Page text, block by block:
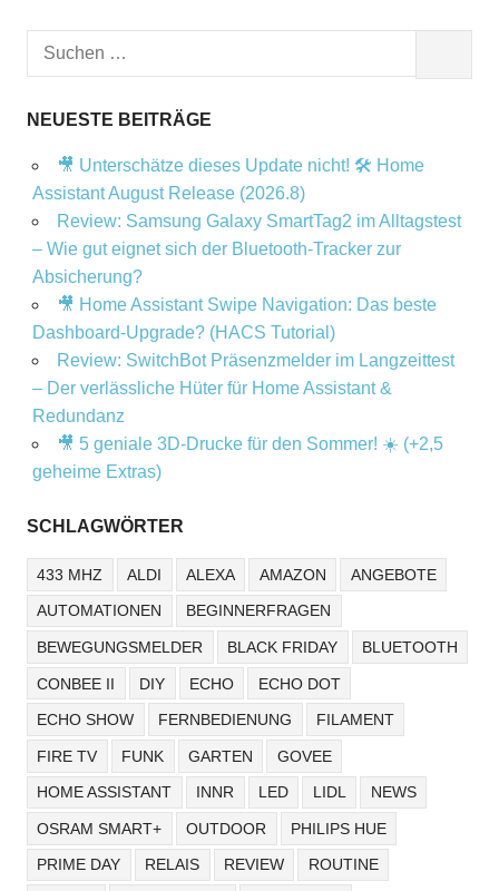
Suchen
NEUESTE BEITRÄGE
🎥 Unterschätze dieses Update nicht! 🛠️ Home
Assistant August Release (2026.8)
Review: Samsung Galaxy SmartTag2 im Alltagstest
– Wie gut eignet sich der Bluetooth-Tracker zur
Absicherung?
🎥 Home Assistant Swipe Navigation: Das beste
Dashboard-Upgrade? (HACS Tutorial)
Review: SwitchBot Präsenzmelder im Langzeittest
– Der verlässliche Hüter für Home Assistant &
Redundanz
🎥 5 geniale 3D-Drucke für den Sommer! ☀️ (+2,5
geheime Extras)
SCHLAGWÖRTER
433 MHZ ALDI ALEXA AMAZON ANGEBOTE
AUTOMATIONEN BEGINNERFRAGEN
BEWEGUNGSMELDER BLACK FRIDAY BLUETOOTH
CONBEE II DIY ECHO ECHO DOT
ECHO SHOW FERNBEDIENUNG FILAMENT
FIRE TV FUNK GARTEN GOVEE
HOME ASSISTANT INNR LED LIDL NEWS
OSRAM SMART+ OUTDOOR PHILIPS HUE
PRIME DAY RELAIS REVIEW ROUTINE